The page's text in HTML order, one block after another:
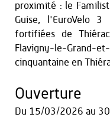
proximité : le
Guise, l'EuroVelo 3
fortifiées de
Flavigny-le-Grand-
cinquantaine en
Ouverture
Du 15/03/2026 au